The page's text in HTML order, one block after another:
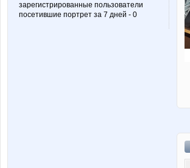
зарегистрированные пользователи
посетившие портрет за 7 дней - 0